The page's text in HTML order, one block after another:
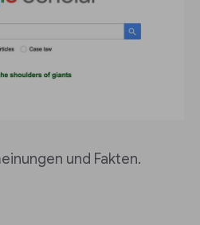
und Fakten.